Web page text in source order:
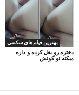
بهترین فیلم های سکسی
دختره رو بغل کرده و داره
میکنه تو کونش